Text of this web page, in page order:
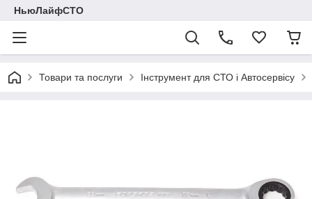
НьюЛайфСТО
Товари та послуги Інструмент для СТО і Автосервісу